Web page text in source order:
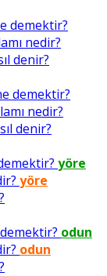
demektir?
nedir?
denir?
demektir?
nedir?
denir?
yöre
yöre
odun
odun